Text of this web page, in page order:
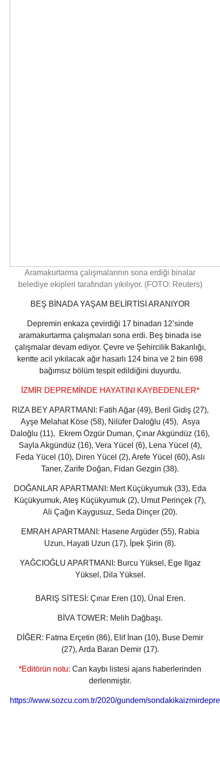
Aramakurtarma çalışmalarının sona erdiği binalar
belediye ekipleri tarafından yıkılıyor. (FOTO: Reuters)
BEŞ BİNADA YAŞAM BELİRTİSİ ARANIYOR
Depremin enkaza çevirdiği 17 binadan 12’sinde
aramakurtarma çalışmaları sona erdi. Beş binada ise
çalışmalar devam ediyor. Çevre ve Şehircilik Bakanlığı,
kentte acil yıkılacak ağır hasarlı 124 bina ve 2 bin 698
bağımsız bölüm tespit edildiğini duyurdu.
İZMİR DEPREMİNDE HAYATINI KAYBEDENLER*
RIZA BEY APARTMANI: Fatih Ağar (49), Beril Gidiş (27),
Ayşe Melahat Köse (58), Nilüfer Daloğlu (45), Asya
Daloğlu (11), Ekrem Özgür Duman, Çınar Akgündüz (16),
Sayla Akgündüz (16), Vera Yücel (6), Lena Yücel (4),
Feda Yücel (10), Diren Yücel (2), Arefe Yücel (60), Aslı
Taner, Zarife Doğan, Fidan Gezgin (38).
DOĞANLAR APARTMANI: Mert Küçükyumuk (33), Eda
Küçükyumuk, Ateş Küçükyumuk (2), Umut Perinçek (7),
Ali Çağın Kaygusuz, Seda Dinçer (20).
EMRAH APARTMANI: Hasene Argüder (55), Rabia
Uzun, Hayati Uzun (17), İpek Şirin (8).
YAĞCIOĞLU APARTMANI: Burcu Yüksel, Ege Ilgaz
Yüksel, Dila Yüksel.
BARIŞ SİTESİ: Çınar Eren (10), Ünal Eren.
BİVA TOWER: Melih Dağbaşı.
DİĞER: Fatma Erçetin (86), Elif İnan (10), Buse Demir
(27), Arda Baran Demir (17).
*Editörün notu: Can kaybı listesi ajans haberlerinden
derlenmiştir.
https://www.sozcu.com.tr/2020/gundem/